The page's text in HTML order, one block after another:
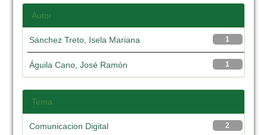
Autor
1
Sánchez Treto, Isela Mariana
1
Águila Cano, José Ramón
Tema
2
Comunicacion Digital